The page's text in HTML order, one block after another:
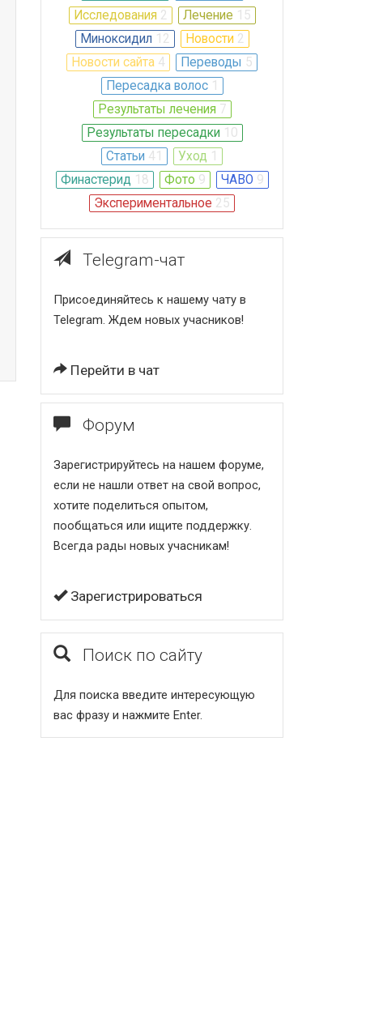
Исследования 2 Лечение 15
Миноксидил 12 Новости 2
Новости сайта 4 Переводы 5
Пересадка волос 1
Результаты лечения 7
Результаты пересадки 10
Статьи 41 Уход 1
Финастерид 18 Фото 9 ЧАВО 9
Экспериментальное 25
Telegram-чат
Присоединяйтесь к нашему чату в
Telegram. Ждем новых учасников!
Перейти в чат
Форум
Зарегистрируйтесь на нашем форуме,
если не нашли ответ на свой вопрос,
хотите поделиться опытом,
пообщаться или ищите поддержку.
Всегда рады новых учасникам!
Зарегистрироваться
Поиск по сайту
Для поиска введите интересующую
вас фразу и нажмите Enter.